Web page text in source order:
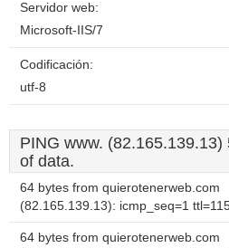
Servidor web:
Microsoft-IIS/7
Codificación:
utf-8
PING www. (82.165.139.13)
of data.
64 bytes from quierotenerweb.com
(82.165.139.13): icmp_seq=1
64 bytes from quierotenerweb.com